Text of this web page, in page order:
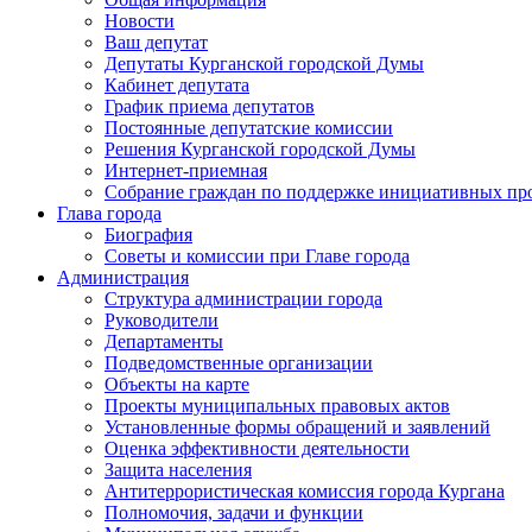
Новости
Ваш депутат
Депутаты Курганской городской Думы
Кабинет депутата
График приема депутатов
Постоянные депутатские комиссии
Решения Курганской городской Думы
Интернет-приемная
Собрание граждан по поддержке инициативных
Глава города
Биография
Советы и комиссии при Главе города
Администрация
Структура администрации города
Руководители
Департаменты
Подведомственные организации
Объекты на карте
Проекты муниципальных правовых актов
Установленные формы обращений и заявлений
Оценка эффективности деятельности
Защита населения
Антитеррористическая комиссия города Кургана
Полномочия, задачи и функции